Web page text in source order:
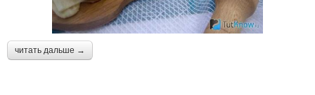
читать дальше →